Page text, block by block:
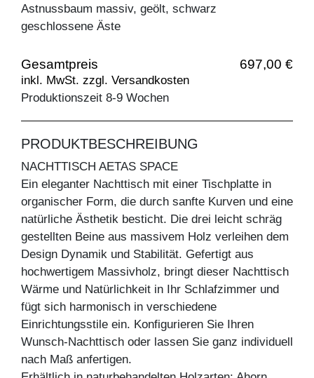
Astnussbaum massiv, geölt, schwarz
geschlossene Äste
Gesamtpreis 697,00 €
inkl. MwSt. zzgl. Versandkosten
Produktionszeit 8-9 Wochen
PRODUKTBESCHREIBUNG
NACHTTISCH AETAS SPACE
Ein eleganter Nachttisch mit einer Tischplatte in
organischer Form, die durch sanfte Kurven und eine
natürliche Ästhetik besticht. Die drei leicht schräg
gestellten Beine aus massivem Holz verleihen dem
Design Dynamik und Stabilität. Gefertigt aus
hochwertigem Massivholz, bringt dieser Nachttisch
Wärme und Natürlichkeit in Ihr Schlafzimmer und
fügt sich harmonisch in verschiedene
Einrichtungsstile ein. Konfigurieren Sie Ihren
Wunsch-Nachttisch oder lassen Sie ganz individuell
nach Maß anfertigen.